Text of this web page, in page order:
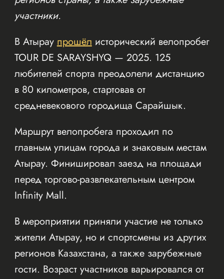
участники.
В Атырау прошёл исторический велопробег
TOUR DE SARAYSHYQ — 2025. 125
любителей спорта преодолели дистанцию
в 80 километров, стартовав от
средневекового городища Сарайшык.
Маршрут велопробега проходил по
главным улицам города и знаковым местам
Атырау. Финишировал заезд на площади
перед торгово-развлекательным центром
Infinity Mall.
В мероприятии приняли участие не только
жители Атырау, но и спортсмены из других
регионов Казахстана, а также зарубежные
гости. Возраст участников варьировался от